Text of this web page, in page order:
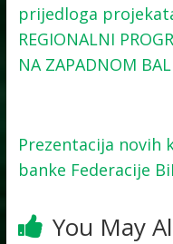
prijedloga
REGIONALNI
NA ZAPADNOM
Prezentacija novih
banke Federacije
You May